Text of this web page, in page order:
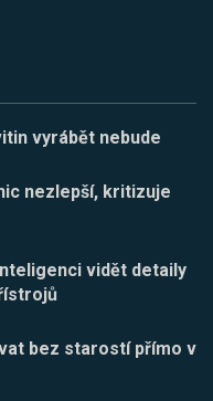
vyrábět nebude
nezlepší, kritizuje
vidět detaily
bez starostí přímo v